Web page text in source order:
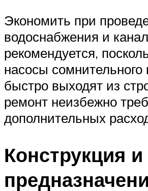
Экономить при
водоснабжения и
рекомендуется,
насосы сомнительного
быстро выходят из
ремонт неизбежно
дополнительных
Конструкция и